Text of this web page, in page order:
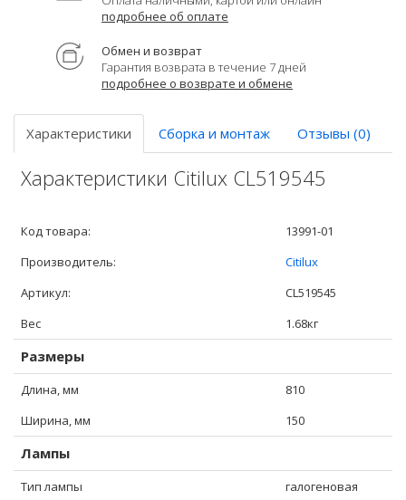
подробнее об оплате
Обмен и возврат
Гарантия возврата в течение 7 дней
подробнее о возврате и обмене
Характеристики Сборка и монтаж Отзывы (0)
Характеристики Citilux CL519545
Код товара:
13991-01
Производитель:
Citilux
Артикул:
CL519545
Вес
1.68кг
Размеры
Длина, мм
810
Ширина, мм
150
Лампы
Тип лампы
галогеновая